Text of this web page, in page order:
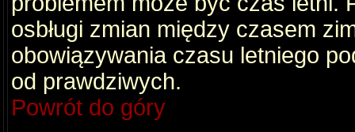
osbługi zmian między czasem
obowiązywania czasu letniego
od prawdziwych.
Powrót do góry